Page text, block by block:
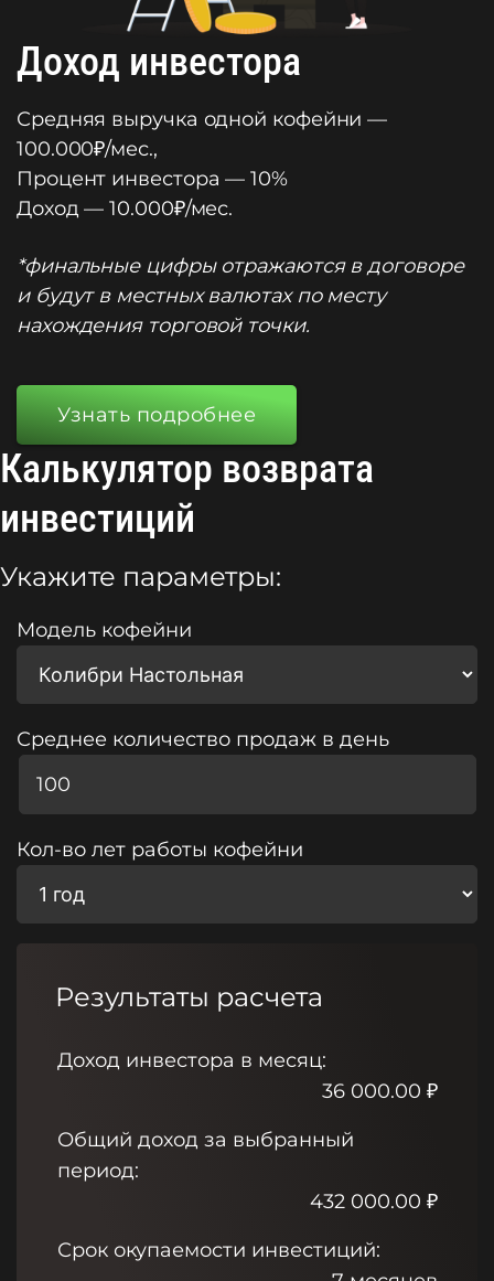
Доход инвестора
Средняя выручка одной кофейни —
100.000₽/мес.,
Процент инвестора — 10%
Доход — 10.000₽/мес.
*финальные цифры отражаются в договоре
и будут в местных валютах по месту
нахождения торговой точки.
Узнать подробнее
Калькулятор возврата
инвестиций
Укажите параметры:
Модель кофейни
Среднее количество продаж в день
Кол-во лет работы кофейни
Результаты расчета
Доход инвестора в месяц:
36 000.00 ₽
Общий доход за выбранный
период:
432 000.00 ₽
Срок окупаемости инвестиций: